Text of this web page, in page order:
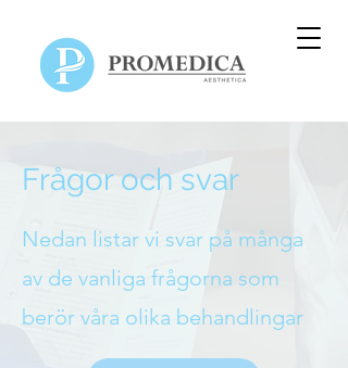
Frågor och svar
Nedan listar vi svar på många
av de vanliga frågorna som
berör våra olika behandlingar